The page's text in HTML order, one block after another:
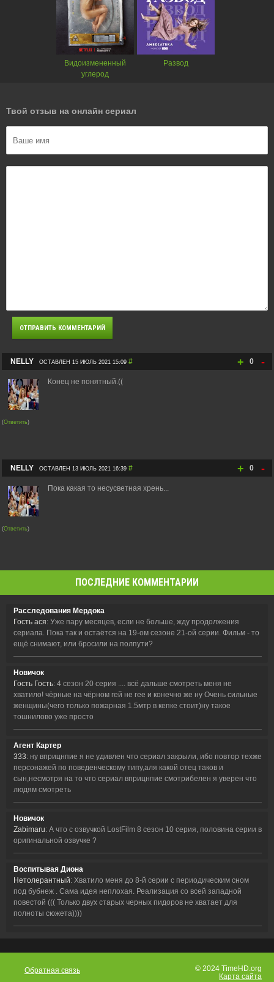
Видоизмененный
углерод
Развод
Твой отзыв на онлайн сериал
+ 0 -
NELLY ОСТАВЛЕН 15 ИЮЛЬ 2021 15:09 #
Конец не понятный.((
(Ответить)
+ 0 -
NELLY ОСТАВЛЕН 13 ИЮЛЬ 2021 16:39 #
Пока какая то несусветная хрень...
(Ответить)
ПОСЛЕДНИЕ КОММЕНТАРИИ
Расследования Мердока
Гость ася: Уже пару месяцев, если не больше, жду продолжения
сериала. Пока так и остаётся на 19-ом сезоне 21-ой серии. Фильм - то
ещё снимают, или бросили на полпути?
Новичок
Гость Гость: 4 сезон 20 серия .... всё дальше смотреть меня не
хватило! чёрные на чёрном гей не гее и конечно же ну Очень сильные
женщины(чего только пожарная 1.5мтр в кепке стоит)ну такое
тошнилово уже просто
Агент Картер
333: ну вприцнпие я не удивлен что сериал закрыли, ибо повтор техже
персонажей по поведенческому типу,аля какой отец таков и
сын,несмотря на то что сериал вприцнпие смотрибелен я уверен что
людям смотреть
Новичок
Zabimaru: А что с озвучкой LostFilm 8 сезон 10 серия, половина серии в
оригинальной озвучке ?
Воспитывая Диона
Нетолерантный: Хватило меня до 8-й серии с периодическим сном
под бубнеж . Сама идея неплохая. Реализация со всей западной
повестой ((( Только двух старых черных пидоров не хватает для
полноты сюжета))))
Обратная связь
© 2024 TimeHD.org
Карта сайта